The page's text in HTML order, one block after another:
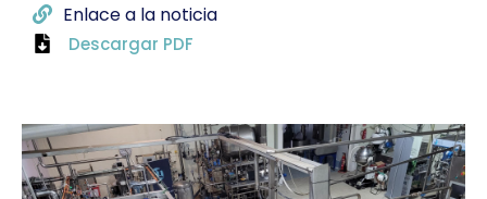
Enlace a la noticia
Descargar PDF